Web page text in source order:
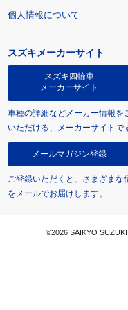
個人情報について
スズキメーカーサイト
スズキ四輪車
メーカーサイト
車種の詳細などメーカー情報を
いただける、メーカーサイトで
メールマガジン登録
ご登録いただくと、さまざまな
をメールでお届けします。
©2026 SAIKYO